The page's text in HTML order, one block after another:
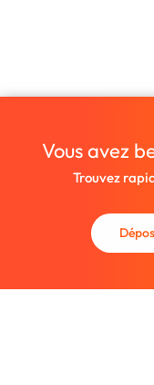
Vous avez
Trouvez